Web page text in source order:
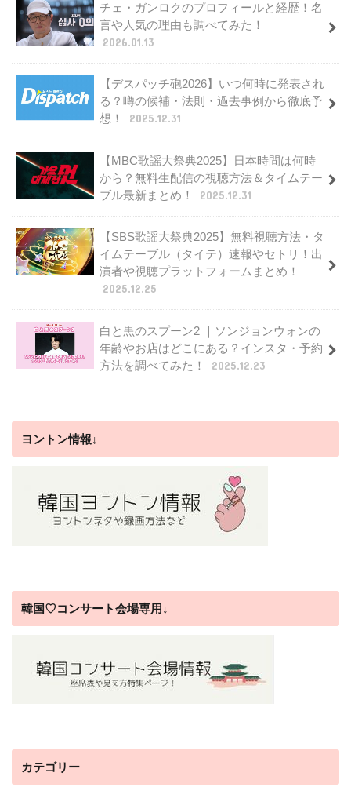
チェ・ガンロクのプロフィールと経歴！名
言や人気の理由も調べてみた！
2026.01.13
【デスパッチ砲2026】いつ何時に発表され
る？噂の候補・法則・過去事例から徹底予
想！
2025.12.31
【MBC歌謡大祭典2025】日本時間は何時
から？無料生配信の視聴方法＆タイムテー
ブル最新まとめ！
2025.12.31
【SBS歌謡大祭典2025】無料視聴方法・タ
イムテーブル（タイテ）速報やセトリ！出
演者や視聴プラットフォームまとめ！
2025.12.25
白と黒のスプーン2 ｜ソンジョンウォンの
年齢やお店はどこにある？インスタ・予約
方法を調べてみた！
2025.12.23
ヨントン情報↓
韓国♡コンサート会場専用↓
カテゴリー